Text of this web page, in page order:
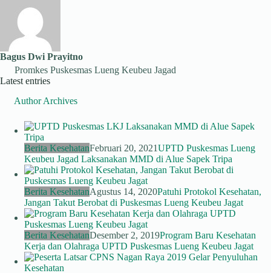
Bagus Dwi Prayitno
Promkes Puskesmas Lueng Keubeu Jagad
Latest entries
Author Archives
Berita KesehatanFebruari 20, 2021UPTD Puskesmas Lueng
Keubeu Jagad Laksanakan MMD di Alue Sapek Tripa
Berita KesehatanAgustus 14, 2020Patuhi Protokol Kesehatan,
Jangan Takut Berobat di Puskesmas Lueng Keubeu Jagat
Berita KesehatanDesember 2, 2019Program Baru Kesehatan
Kerja dan Olahraga UPTD Puskesmas Lueng Keubeu Jagat